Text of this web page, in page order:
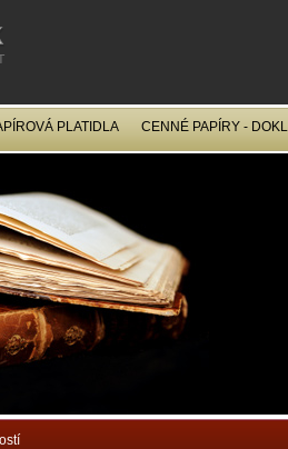
PLATIDLA CENNÉ PAPÍRY -